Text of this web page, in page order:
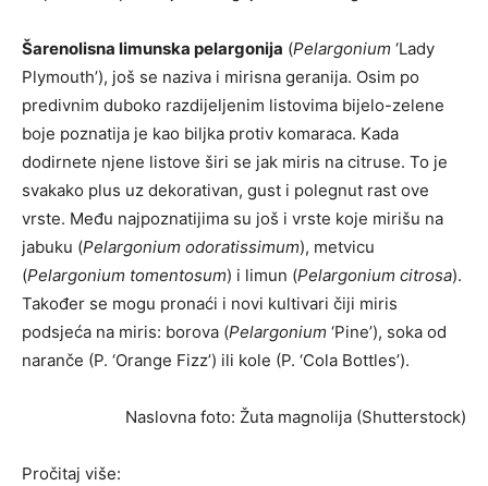
Šarenolisna limunska pelargonija (Pelargonium ‘Lady
Plymouth’), još se naziva i mirisna geranija. Osim po
predivnim duboko razdijeljenim listovima bijelo-zelene
boje poznatija je kao biljka protiv komaraca. Kada
dodirnete njene listove širi se jak miris na citruse. To je
svakako plus uz dekorativan, gust i polegnut rast ove
vrste. Među najpoznatijima su još i vrste koje mirišu na
jabuku (Pelargonium odoratissimum), metvicu
(Pelargonium tomentosum) i limun (Pelargonium citrosa).
Također se mogu pronaći i novi kultivari čiji miris
podsjeća na miris: borova (Pelargonium ‘Pine’), soka od
naranče (P. ‘Orange Fizz’) ili kole (P. ‘Cola Bottles’).
Naslovna foto: Žuta magnolija (Shutterstock)
Pročitaj više: